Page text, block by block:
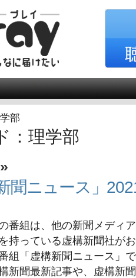
部
：理学部
»
聞ニュース」
番組は、他の新聞メディ
持っている虚構新聞社が
組「虚構新聞ニュース」
新聞最新記事や、虚構新